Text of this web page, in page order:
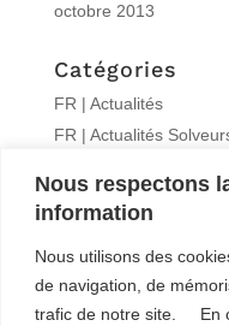
Nous respectons
information
Nous utilisons des
de navigation, de
trafic de notre site. En
octobre 2013
Catégories
FR | Actualités
FR | Actualités
FR | Interview
FR | Publications
Non classé